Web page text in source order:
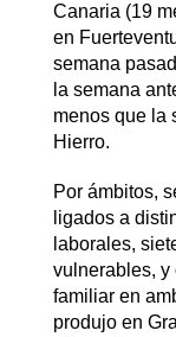
Canaria (19
en
semana
la semana
menos que la
Hierro.
Por ámbitos,
ligados a
laborales,
vulnerables, y
familiar en
produjo en